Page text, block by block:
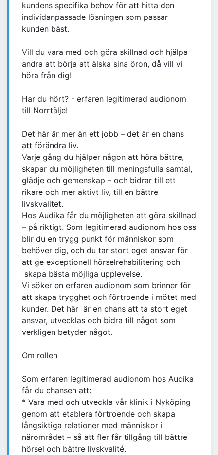
kundens specifika behov för att hitta den
individanpassade lösningen som passar
kunden bäst. ​
Vill du vara med och göra skillnad och hjälpa
andra att börja att älska sina öron, då vill vi
höra från dig! ​
Har du hört? - erfaren legitimerad audionom
till Norrtälje!
Det här är mer än ett jobb – det är en chans
att förändra liv.
Varje gång du hjälper någon att höra bättre,
skapar du möjligheten till meningsfulla samtal,
glädje och gemenskap – och bidrar till ett
rikare och mer aktivt liv, till en bättre
livskvalitet.
Hos Audika får du möjligheten att göra skillnad
– på riktigt. Som legitimerad audionom hos oss
blir du en trygg punkt för människor som
behöver dig, och du tar stort eget ansvar för
att ge exceptionell hörselrehabilitering och
skapa bästa möjliga upplevelse.
Vi söker en erfaren audionom som brinner för
att skapa trygghet och förtroende i mötet med
kunder. Det här är en chans att ta stort eget
ansvar, utvecklas och bidra till något som
verkligen betyder något.
Om rollen
Som erfaren legitimerad audionom hos Audika
får du chansen att:
* Vara med och utveckla vår klinik i Nyköping
genom att etablera förtroende och skapa
långsiktiga relationer med människor i
närområdet – så att fler får tillgång till bättre
hörsel och bättre livskvalité.